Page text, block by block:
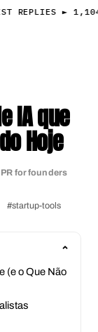
IA que
Hoje
PR for founders
#startup-tools
(e o Que Não
REPLIES ► 1,104